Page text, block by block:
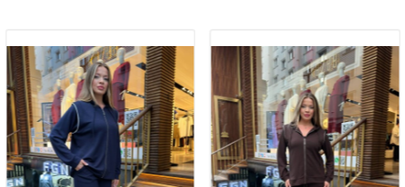
یک گزینه عالی برای ایجاد یک سبک راحت و مد روز هنگام رفتن به خرید یا
ملاقات با دوستان است. این کت و شلوارها که اغلب در سفرها ترجیح داده می
شوند، برای انواع فعالیت ها ایده آل هستند و راحتی و ظرافت را با هم ترکیب
می کنند.
در کدام فصل استفاده می شود؟
لباس های ورزشی با گزینه های پارچه ای مناسب برای فصول مختلف طراحی
شده اند. در فصل بهار و پاییز، مدل های ساخته شده از پارچه های سبک و تنفس
پذیر به چشم می خورد. برای فصل زمستان، پارچه های گرم، نرم و ضخیم ترجیح